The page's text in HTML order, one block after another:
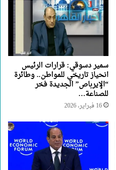
سمير دسوقي: قرارات الرئيس
انحياز تاريخي للمواطن.. وطائرة
“الإيرباص” الجديدة فخر
للصناعة…
16 فبراير، 2026